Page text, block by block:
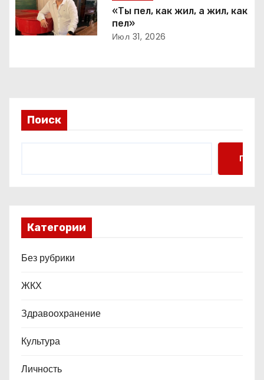
о
з
и
с
«Ты пел, как жил, а жил, как
пел»
Июл 31, 2026
Поиск
Поиск
Категории
Без рубрики
ЖКХ
Здравоохранение
Культура
Личность